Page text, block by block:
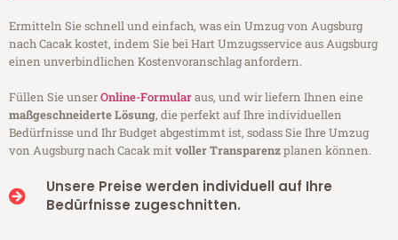
Ermitteln Sie schnell und einfach, was ein Umzug von Augsburg
nach Cacak kostet, indem Sie bei Hart Umzugsservice aus Augsburg
einen unverbindlichen Kostenvoranschlag anfordern.
Füllen Sie unserOnline-Formularaus, und wir liefern Ihnen eine
maßgeschneiderte Lösung, die perfekt auf Ihre individuellen
Bedürfnisse und Ihr Budget abgestimmt ist, sodass Sie Ihre Umzug
von Augsburg nach Cacak mitvoller Transparenzplanen können.
Unsere Preise werden individuell auf Ihre
Bedürfnisse zugeschnitten.